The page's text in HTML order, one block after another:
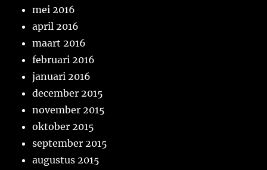
mei 2016
april 2016
maart 2016
februari 2016
januari 2016
december 2015
november 2015
oktober 2015
september 2015
augustus 2015